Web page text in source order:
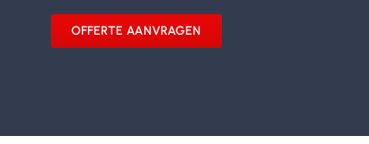
OFFERTE AANVRAGEN